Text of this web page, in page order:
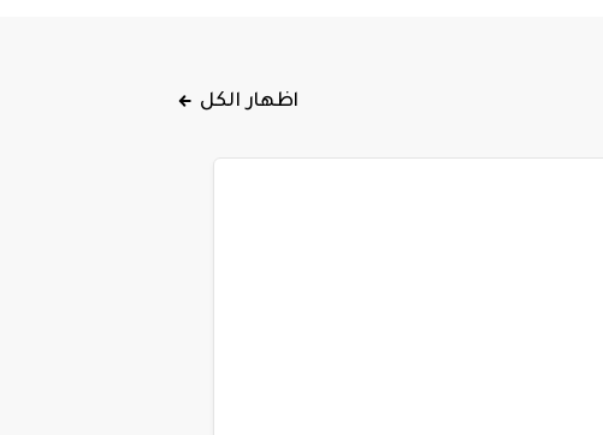
اظهار الكل